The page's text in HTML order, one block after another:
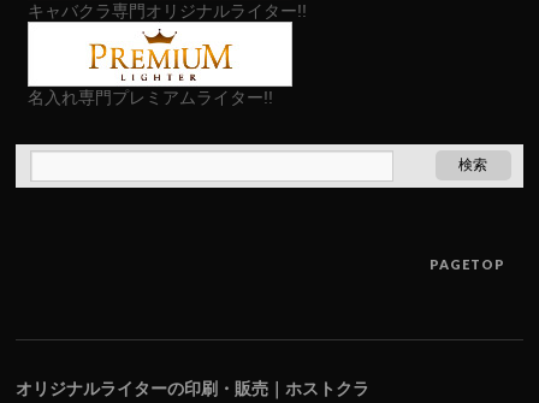
キャバクラ専門オリジナルライター!!
名入れ専門プレミアムライター!!
PAGETOP
オリジナルライターの印刷・販売｜ホストクラ